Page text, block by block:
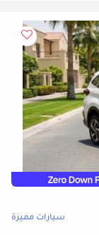
سيارات مميزة